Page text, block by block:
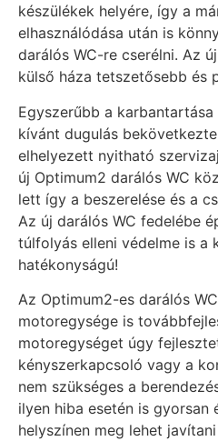
készülékek helyére, így a
elhasználódása után is
darálós WC-re cserélni. Az
külső háza tetszetősebb és
Egyszerűbb a
kívánt dugulás
elhelyezett nyitható
új Optimum2 darálós WC
lett így a beszerelése és a
Az új darálós WC fedelébe
túlfolyás elleni védelme is a
hatékonyságú!
Az Optimum2-es darálós
motoregysége is
motoregységet úgy
kényszerkapcsoló vagy a
nem szükséges a
ilyen hiba esetén is gyorsan
helyszínen meg lehet